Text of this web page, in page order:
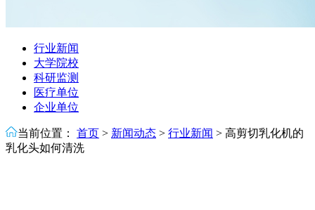
行业新闻
大学院校
科研监测
医疗单位
企业单位
当前位置： 首页 > 新闻动态 > 行业新闻 > 高剪切乳化机的
乳化头如何清洗